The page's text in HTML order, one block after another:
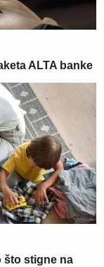
ALTA banke
što stigne na